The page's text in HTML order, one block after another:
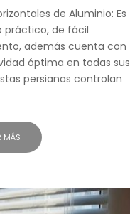
MÁS
de Aluminio: Es
práctico, de fácil
además cuenta con
óptima en todas sus
persianas controlan